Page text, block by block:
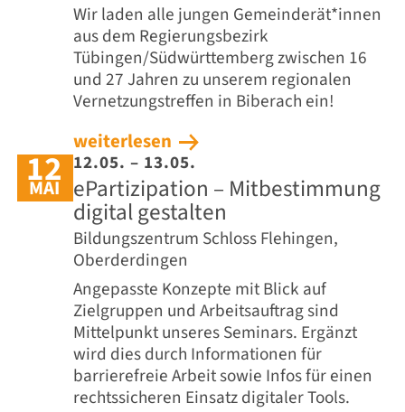
Wir laden alle jungen Gemeinderät*innen
aus dem Regierungsbezirk
Tübingen/Südwürttemberg zwischen 16
und 27 Jahren zu unserem regionalen
Vernetzungstreffen in Biberach ein!
weiterlesen
12
MAI
12.05. – 13.05.
ePartizipation – Mitbestimmung
digital gestalten
Bildungszentrum Schloss Flehingen,
Oberderdingen
Angepasste Konzepte mit Blick auf
Zielgruppen und Arbeitsauftrag sind
Mittelpunkt unseres Seminars. Ergänzt
wird dies durch Informationen für
barrierefreie Arbeit sowie Infos für einen
rechtssicheren Einsatz digitaler Tools.